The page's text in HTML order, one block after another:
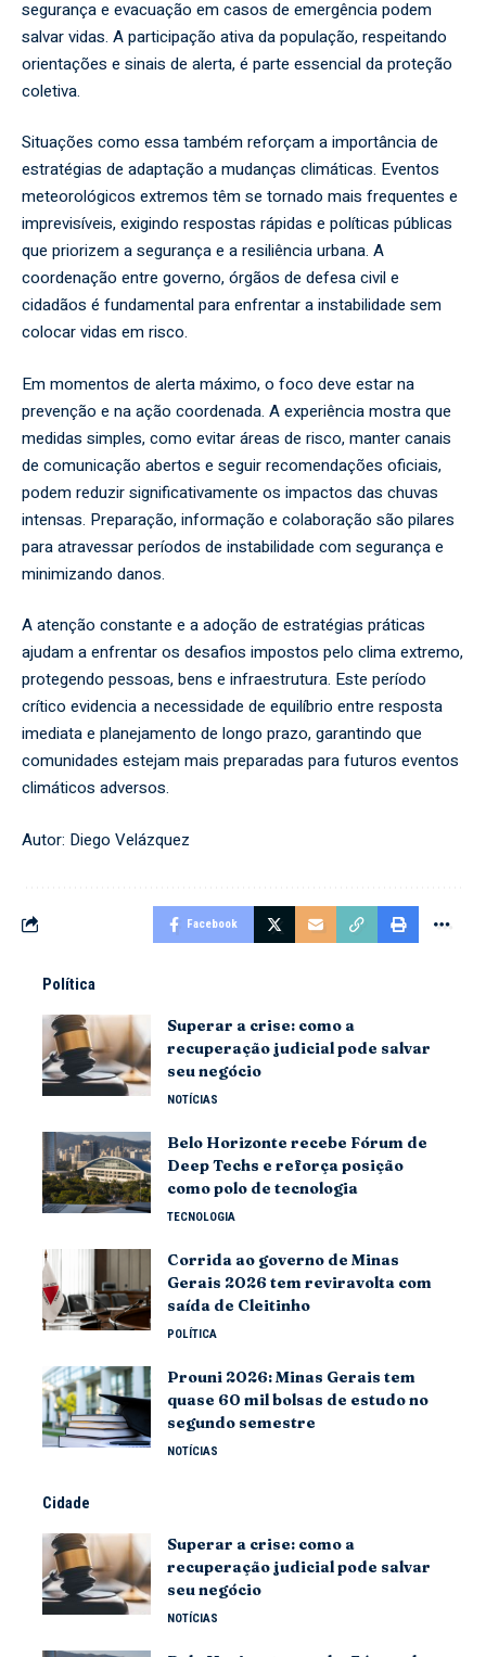
segurança e evacuação em casos de emergência podem
salvar vidas. A participação ativa da população, respeitando
orientações e sinais de alerta, é parte essencial da proteção
coletiva.
Situações como essa também reforçam a importância de
estratégias de adaptação a mudanças climáticas. Eventos
meteorológicos extremos têm se tornado mais frequentes e
imprevisíveis, exigindo respostas rápidas e políticas públicas
que priorizem a segurança e a resiliência urbana. A
coordenação entre governo, órgãos de defesa civil e
cidadãos é fundamental para enfrentar a instabilidade sem
colocar vidas em risco.
Em momentos de alerta máximo, o foco deve estar na
prevenção e na ação coordenada. A experiência mostra que
medidas simples, como evitar áreas de risco, manter canais
de comunicação abertos e seguir recomendações oficiais,
podem reduzir significativamente os impactos das chuvas
intensas. Preparação, informação e colaboração são pilares
para atravessar períodos de instabilidade com segurança e
minimizando danos.
A atenção constante e a adoção de estratégias práticas
ajudam a enfrentar os desafios impostos pelo clima extremo,
protegendo pessoas, bens e infraestrutura. Este período
crítico evidencia a necessidade de equilíbrio entre resposta
imediata e planejamento de longo prazo, garantindo que
comunidades estejam mais preparadas para futuros eventos
climáticos adversos.
Autor: Diego Velázquez
Facebook
Política
Superar a crise: como a
recuperação judicial pode salvar
seu negócio
NOTÍCIAS
Belo Horizonte recebe Fórum de
Deep Techs e reforça posição
como polo de tecnologia
TECNOLOGIA
Corrida ao governo de Minas
Gerais 2026 tem reviravolta com
saída de Cleitinho
POLÍTICA
Prouni 2026: Minas Gerais tem
quase 60 mil bolsas de estudo no
segundo semestre
NOTÍCIAS
Cidade
Superar a crise: como a
recuperação judicial pode salvar
seu negócio
NOTÍCIAS